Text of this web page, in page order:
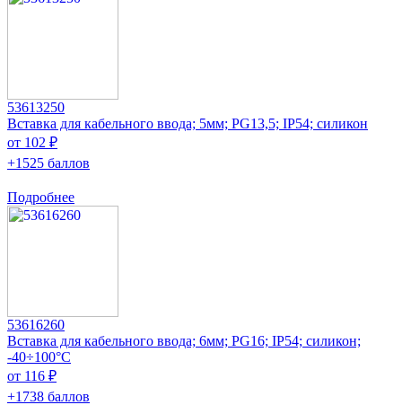
53613250
Вставка для кабельного ввода; 5мм; PG13,5; IP54; силикон
от 102 ₽
+1525 баллов
Подробнее
53616260
Вставка для кабельного ввода; 6мм; PG16; IP54; силикон;
-40÷100°C
от 116 ₽
+1738 баллов